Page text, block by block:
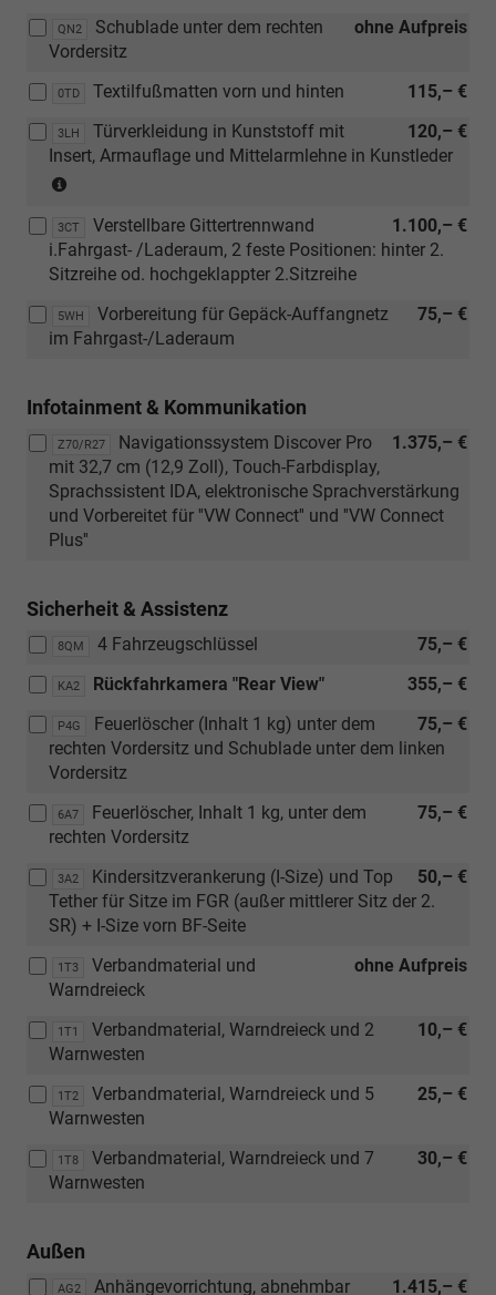
od.
[1U8]
Klapptische
Vordersitzlehne)
Diamond"
Verbindung
[ZWL]
Sitzheizung
und
QN2 ohne Aufpreis
Schublade unter dem rechten
Vordersitz
0TD 115,– €
Textilfußmatten vorn und hinten
3LH 120,– €
Türverkleidung in Kunststoff mit
Insert, Armauflage und Mittelarmlehne in Kunstleder
Verbindung
mit
[N0C]
Sitzbezüge
in
Kunstleder,
"Pure
mit
Interieur
Soul/Soul-
Soul/Schwarz
(CU))
3CT 1.100,– €
Verstellbare Gittertrennwand
i.Fahrgast- /Laderaum, 2 feste Positionen: hinter 2.
Sitzreihe od. hochgeklappter 2.Sitzreihe
5WH 75,– €
Vorbereitung für Gepäck-Auffangnetz
im Fahrgast-/Laderaum
Infotainment & Kommunikation
Z70/R27 1.375,– €
Navigationssystem Discover Pro
mit 32,7 cm (12,9 Zoll), Touch-Farbdisplay,
Sprachssistent IDA, elektronische Sprachverstärkung
und Vorbereitet für ''VW Connect'' und ''VW Connect
Plus''
Sicherheit & Assistenz
8QM 75,– €
4 Fahrzeugschlüssel
KA2 355,– €
Rückfahrkamera "Rear View"
P4G 75,– €
Feuerlöscher (Inhalt 1 kg) unter dem
rechten Vordersitz und Schublade unter dem linken
Vordersitz
6A7 75,– €
Feuerlöscher, Inhalt 1 kg, unter dem
rechten Vordersitz
3A2 50,– €
Kindersitzverankerung (I-Size) und Top
Tether für Sitze im FGR (außer mittlerer Sitz der 2.
SR) + I-Size vorn BF-Seite
1T3 ohne Aufpreis
Verbandmaterial und
Warndreieck
1T1 10,– €
Verbandmaterial, Warndreieck und 2
Warnwesten
1T2 25,– €
Verbandmaterial, Warndreieck und 5
Warnwesten
1T8 30,– €
Verbandmaterial, Warndreieck und 7
Warnwesten
Außen
AG2 1.415,– €
Anhängevorrichtung, abnehmbar